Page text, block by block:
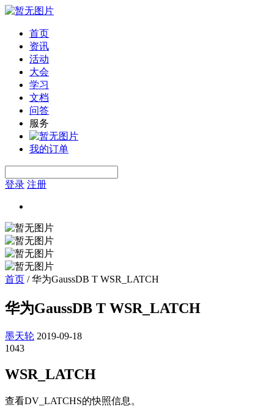
首页
资讯
活动
大会
学习
文档
问答
服务
我的订单
登录 注册
首页 /华为GaussDB T WSR_LATCH
华为GaussDB T WSR_LATCH
墨天轮 2019-09-18
1043
WSR_LATCH
查看DV_LATCHS的快照信息。